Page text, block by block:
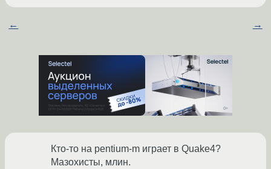
← →
Кто-то на pentium-m играет в Quake4?
Мазохисты, млин.